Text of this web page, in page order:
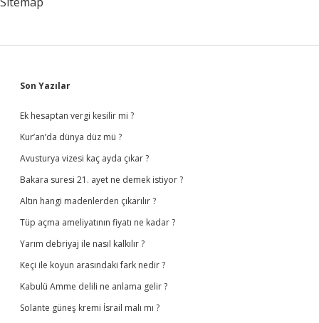
Gibi
Sidebar
Son Yazılar
Ek hesaptan vergi kesilir mi ?
Kur’an’da dünya düz mü ?
Avusturya vizesi kaç ayda çıkar ?
Bakara suresi 21. ayet ne demek istiyor ?
Altın hangi madenlerden çıkarılır ?
Tüp açma ameliyatının fiyatı ne kadar ?
Yarım debriyaj ile nasıl kalkılır ?
Keçi ile koyun arasındaki fark nedir ?
Kabulü Amme delili ne anlama gelir ?
Solante güneş kremi İsrail malı mı ?